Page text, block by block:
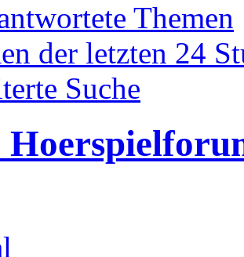
Themen
der letzten 24
Suche